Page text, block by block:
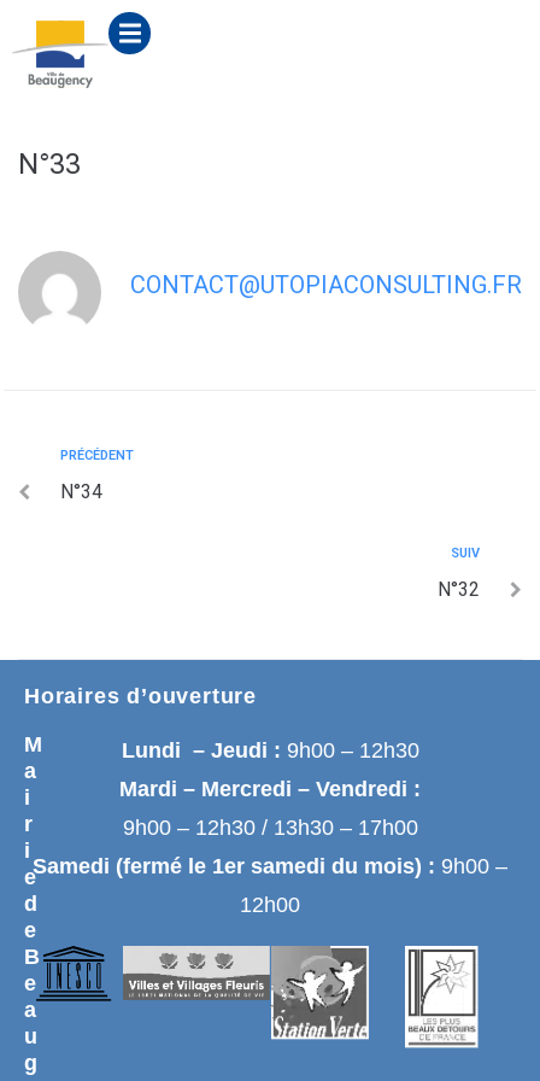
principal
N°33
CONTACT@UTOPIACONSULTING.FR
PRÉCÉDENT
N°34
SUIV
N°32
M
a
i
r
i
e
d
e
B
e
a
u
g
Horaires d’ouverture
Lundi – Jeudi : 9h00 – 12h30
Mardi – Mercredi – Vendredi :
9h00 – 12h30 / 13h30 – 17h00
Samedi (fermé le 1er samedi du mois) : 9h00 –
12h00